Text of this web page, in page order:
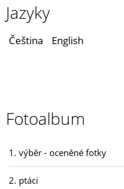
Jazyky
Čeština English
Fotoalbum
1. výběr - oceněné fotky
2. ptáci